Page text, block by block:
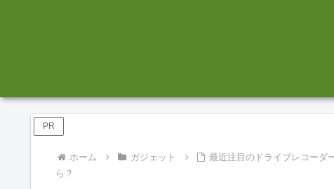
PR
ホーム ガジェット
最近注目のドライブレコーダ
ら？